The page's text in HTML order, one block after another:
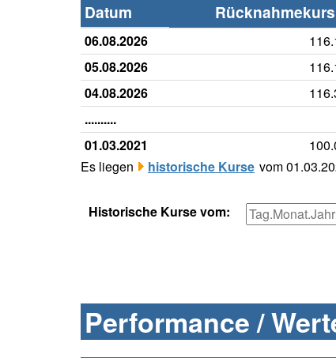
Datum
06.08.2026
05.08.2026
04.08.2026
..........
01.03.2021
Es liegen
historische Kurse vom
Historische Kurse vom:
Performance /